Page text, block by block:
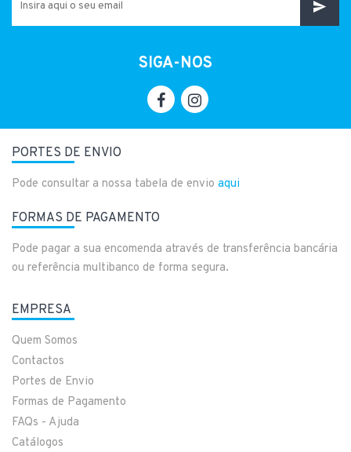
SIGA-NOS
PORTES DE ENVIO
Pode consultar a nossa tabela de envio aqui
FORMAS DE PAGAMENTO
Pode pagar a sua encomenda através de transferência bancária
ou referência multibanco de forma segura.
EMPRESA
Quem Somos
Contactos
Portes de Envio
Formas de Pagamento
FAQs - Ajuda
Catálogos